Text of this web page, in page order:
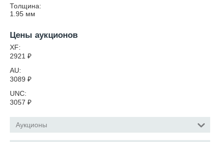
Толщина:
1.95 мм
Цены аукционов
XF:
2921 ₽
AU:
3089 ₽
UNC:
3057 ₽
Аукционы